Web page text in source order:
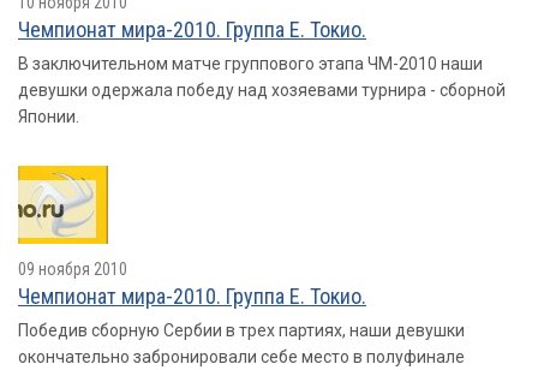
Чемпионат мира-2010. Группа E. Токио.
В заключительном матче группового этапа ЧМ-2010 наши
девушки одержала победу над хозяевами турнира - сборной
Японии.
09 ноября 2010
Чемпионат мира-2010. Группа E. Токио.
Победив сборную Сербии в трех партиях, наши девушки
окончательно забронировали себе место в полуфинале